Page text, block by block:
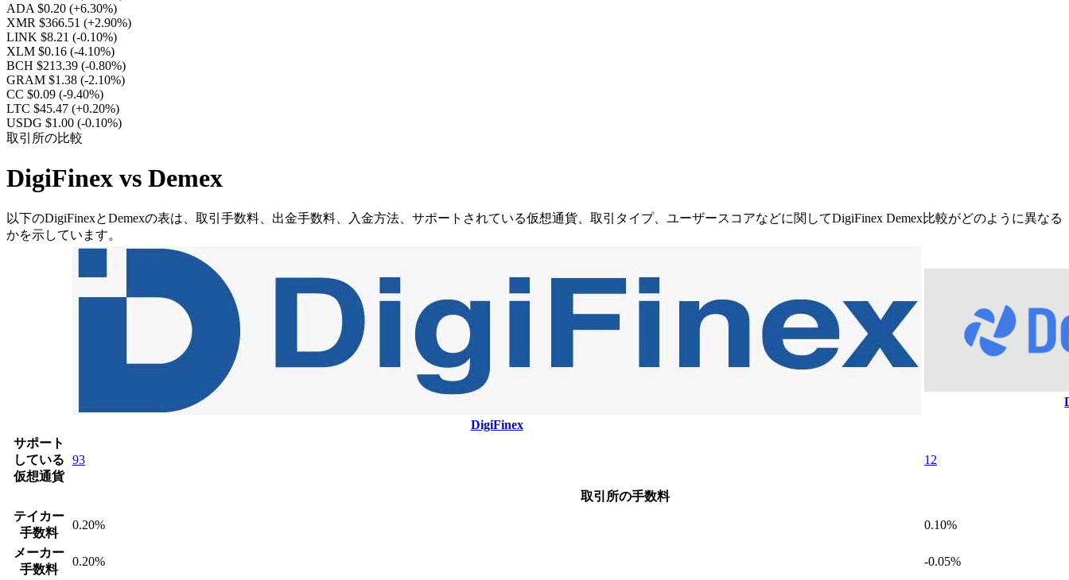
ADA $0.20 (+6.30%)
XMR $366.51 (+2.90%)
LINK $8.21 (-0.10%)
XLM $0.16 (-4.10%)
BCH $213.39 (-0.80%)
GRAM $1.38 (-2.10%)
CC $0.09 (-9.40%)
LTC $45.47 (+0.20%)
USDG $1.00 (-0.10%)
取引所の比較
DigiFinex vs Demex
以下のDigiFinexとDemexの表は、取引手数料、出金手数料、入金方法、サポートされている仮想通貨、取引タイプ、ユーザースコアなどに関してDigiFinex Demex比較がどのように異なる
かを示しています。
DigiFinex
サポート
している
仮想通貨
93 12
取引所の手数料
テイカー
手数料
0.20% 0.10%
メーカー
手数料
0.20% -0.05%